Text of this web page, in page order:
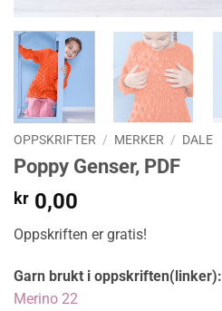
OPPSKRIFTER / MERKER / DALE
Poppy Genser, PDF
kr 0,00
Oppskriften er gratis!
Garn brukt i oppskriften(linker):
Merino 22